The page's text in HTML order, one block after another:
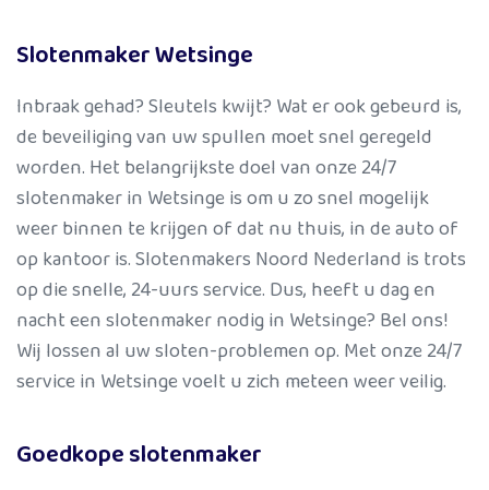
Slotenmaker Wetsinge
Inbraak gehad? Sleutels kwijt? Wat er ook gebeurd is,
de beveiliging van uw spullen moet snel geregeld
worden. Het belangrijkste doel van onze 24/7
slotenmaker in Wetsinge is om u zo snel mogelijk
weer binnen te krijgen of dat nu thuis, in de auto of
op kantoor is. Slotenmakers Noord Nederland is trots
op die snelle, 24-uurs service. Dus, heeft u dag en
nacht een slotenmaker nodig in Wetsinge? Bel ons!
Wij lossen al uw sloten-problemen op. Met onze 24/7
service in Wetsinge voelt u zich meteen weer veilig.
Goedkope slotenmaker